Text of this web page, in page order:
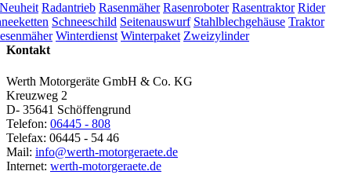
Neuheit Radantrieb Rasenmäher Rasenroboter Rasentraktor Rider
Schneeschild Seitenauswurf Stahlblechgehäuse Traktor
Winterdienst Winterpaket Zweizylinder
Kontakt
Werth Motorgeräte GmbH & Co. KG
Kreuzweg 2
D- 35641 Schöffengrund
Telefon: 06445 - 808
Telefax: 06445 - 54 46
Mail: info@werth-motorgeraete.de
Internet: werth-motorgeraete.de